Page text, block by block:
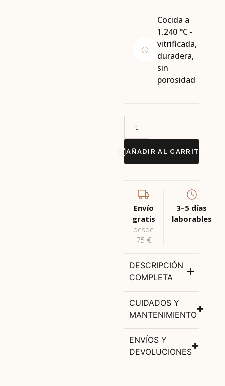
Cocida a
1.240 °C -
vitrificada,
duradera,
sin
porosidad
AÑADIR AL CARRITO
Envío
gratis
desde
75 €
3–5 días
laborables
DESCRIPCIÓN
COMPLETA
CUIDADOS Y
MANTENIMIENTO
ENVÍOS Y
DEVOLUCIONES